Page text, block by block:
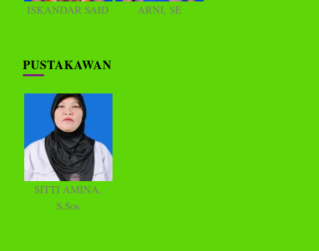
ISKANDAR SAID ARNI, SE
PUSTAKAWAN
SITTI AMINA,
S.Sos